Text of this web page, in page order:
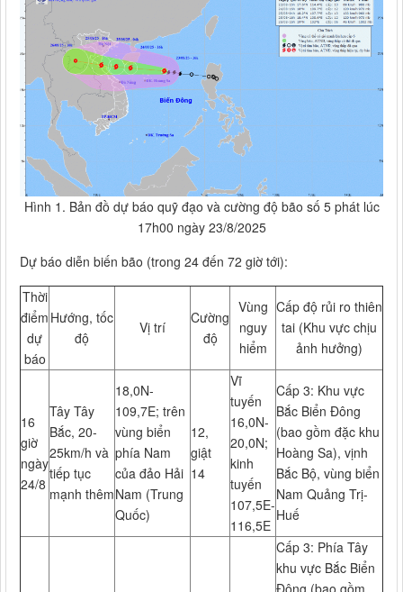
Hình 1. Bản đồ dự báo quỹ đạo và cường độ bão số 5 phát lúc
17h00 ngày 23/8/2025
Dự báo diễn biến bão (trong 24 đến 72 giờ tới):
Thời
điểm
dự
báo
Hướng, tốc
độ
Vị trí
Cường
độ
Vùng
nguy
hiểm
Cấp độ rủi ro thiên
tai (Khu vực chịu
ảnh hưởng)
16
giờ
ngày
24/8
Tây Tây
Bắc, 20­
25km/h và
tiếp tục
mạnh thêm
18,0N-
109,7E; trên
vùng biển
phía Nam
của đảo Hải
Nam (Trung
Quốc)
12,
giật
14
Vĩ
tuyến
16,0N-
20,0N;
kinh
tuyến
107,5E-
116,5E
Cấp 3: Khu vực
Bắc Biển Đông
(bao gồm đặc khu
Hoàng Sa), vịnh
Bắc Bộ, vùng biển
Nam Quảng Trị-
Huế
Cấp 3: Phía Tây
khu vực Bắc Biển
Đông (bao gồm